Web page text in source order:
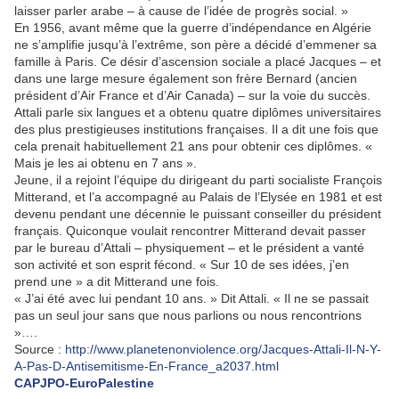
laisser parler arabe – à cause de l’idée de progrès social. »
En 1956, avant même que la guerre d’indépendance en Algérie
ne s’amplifie jusqu’à l’extrême, son père a décidé d’emmener sa
famille à Paris. Ce désir d’ascension sociale a placé Jacques – et
dans une large mesure également son frère Bernard (ancien
président d’Air France et d’Air Canada) – sur la voie du succès.
Attali parle six langues et a obtenu quatre diplômes universitaires
des plus prestigieuses institutions françaises. Il a dit une fois que
cela prenait habituellement 21 ans pour obtenir ces diplômes. «
Mais je les ai obtenu en 7 ans ».
Jeune, il a rejoint l’équipe du dirigeant du parti socialiste François
Mitterand, et l’a accompagné au Palais de l’Elysée en 1981 et est
devenu pendant une décennie le puissant conseiller du président
français. Quiconque voulait rencontrer Mitterand devait passer
par le bureau d’Attali – physiquement – et le président a vanté
son activité et son esprit fécond. « Sur 10 de ses idées, j’en
prend une » a dit Mitterand une fois.
« J’ai été avec lui pendant 10 ans. » Dit Attali. « Il ne se passait
pas un seul jour sans que nous parlions ou nous rencontrions
»….
Source : http://www.planetenonviolence.org/Jacques-Attali-Il-N-Y-
A-Pas-D-Antisemitisme-En-France_a2037.html
CAPJPO-EuroPalestine